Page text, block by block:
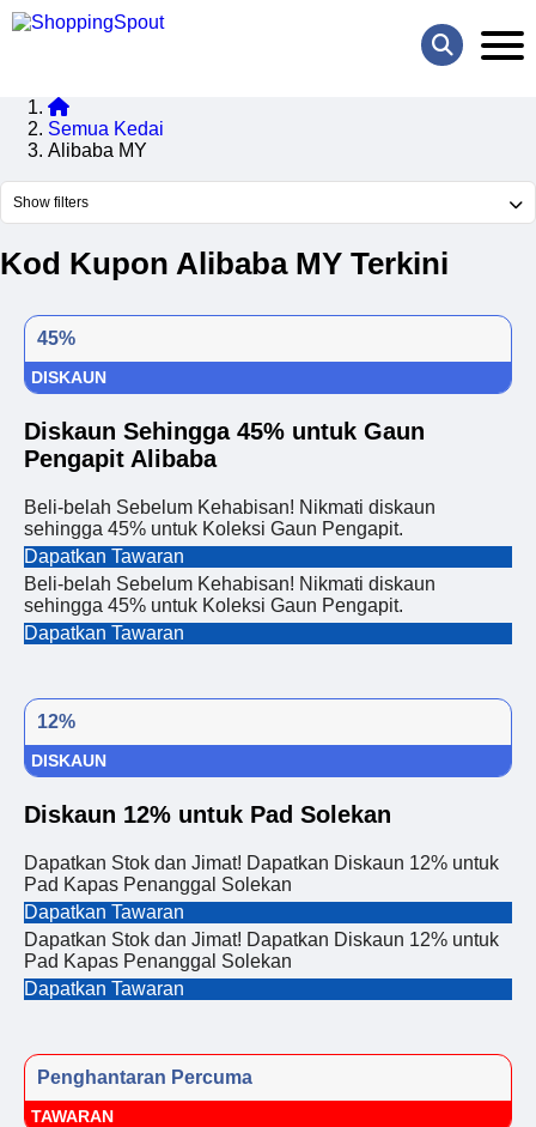
Semua Kedai
Alibaba MY
Show filters
Kod Kupon Alibaba MY Terkini
45%
DISKAUN
Diskaun Sehingga 45% untuk Gaun
Pengapit Alibaba
Beli-belah Sebelum Kehabisan! Nikmati diskaun
sehingga 45% untuk Koleksi Gaun Pengapit.
Dapatkan Tawaran
Beli-belah Sebelum Kehabisan! Nikmati diskaun
sehingga 45% untuk Koleksi Gaun Pengapit.
Dapatkan Tawaran
12%
DISKAUN
Diskaun 12% untuk Pad Solekan
Dapatkan Stok dan Jimat! Dapatkan Diskaun 12% untuk
Pad Kapas Penanggal Solekan
Dapatkan Tawaran
Dapatkan Stok dan Jimat! Dapatkan Diskaun 12% untuk
Pad Kapas Penanggal Solekan
Dapatkan Tawaran
Penghantaran Percuma
TAWARAN